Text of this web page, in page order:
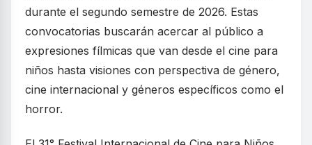
durante el segundo semestre de 2026. Estas
convocatorias buscarán acercar al público a
expresiones fílmicas que van desde el cine para
niños hasta visiones con perspectiva de género,
cine internacional y géneros específicos como el
horror.